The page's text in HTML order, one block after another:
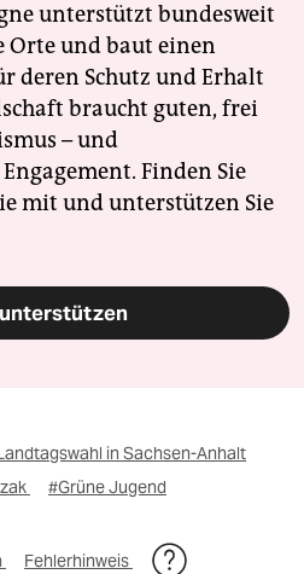
unterstützt bundesweit
Orte und baut einen
deren Schutz und Erhalt
braucht guten, frei
– und
Finden Sie
mit und unterstützen Sie
in Sachsen-Anhalt
#Grüne Jugend
Fehlerhinweis